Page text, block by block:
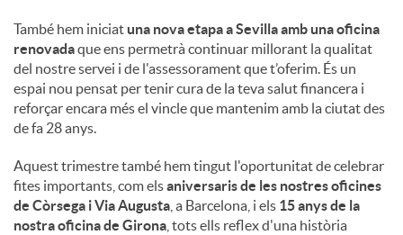
També hem iniciat una nova etapa a Sevilla amb una oficina
renovadaque ens permetrà continuar millorant la qualitat
del nostre servei i de l'assessorament que t’oferim. És un
espai nou pensat per tenir cura de la teva salut financera i
reforçar encara més el vincle que mantenim amb la ciutat des
de fa 28 anys.
Aquest trimestre també hem tingut l'oportunitat de celebrar
fites importants, com elsaniversaris de les nostres oficines
de Còrsega i Via Augusta , a Barcelona, ​​i els 15 anys de la
nostra oficina de Girona , tots ells reflex d'una història